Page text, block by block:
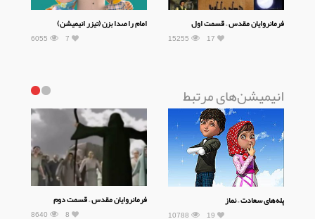
فرمانروایان مقدس – قسمت اول
15255 17
امام را صدا بزن (تیزر انیمیشن)
6055 7
انیمیشن‌های مرتبط
پله‌های سعادت – نماز
10788 19
فرمانروایان مقدس – قسمت دوم
8640 8